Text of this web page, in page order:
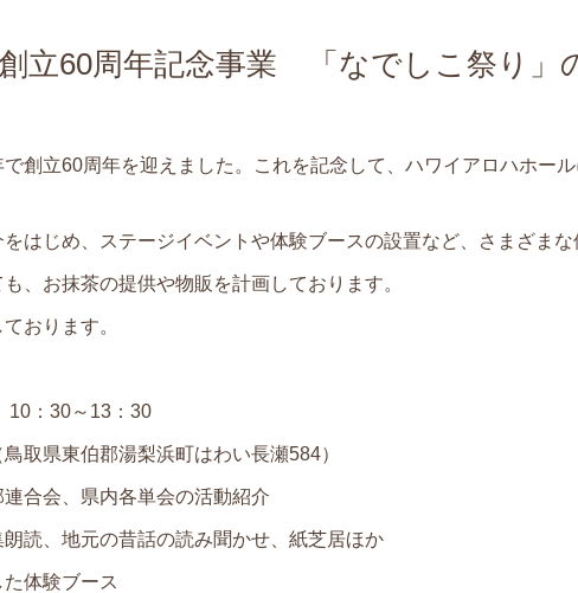
立60周年記念事業 「なでしこ祭り」
創立60周年を迎えました。これを記念して、ハワイアロハホー
はじめ、ステージイベントや体験ブースの設置など、さまざま
、お抹茶の提供や物販を計画しております。
おります。
：30～13：30
県東伯郡湯梨浜町はわい長瀬584）
合会、県内各単会の活動紹介
地元の昔話の読み聞かせ、紙芝居ほか
験ブース